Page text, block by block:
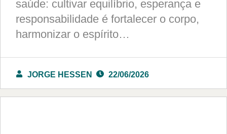
saúde: cultivar equilíbrio, esperança e
responsabilidade é fortalecer o corpo,
harmonizar o espírito…
JORGE HESSEN 22/06/2026